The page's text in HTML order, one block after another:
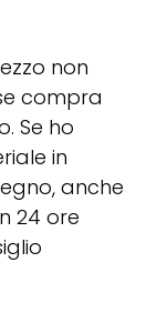
non
compra
Se ho
in
anche
24 ore